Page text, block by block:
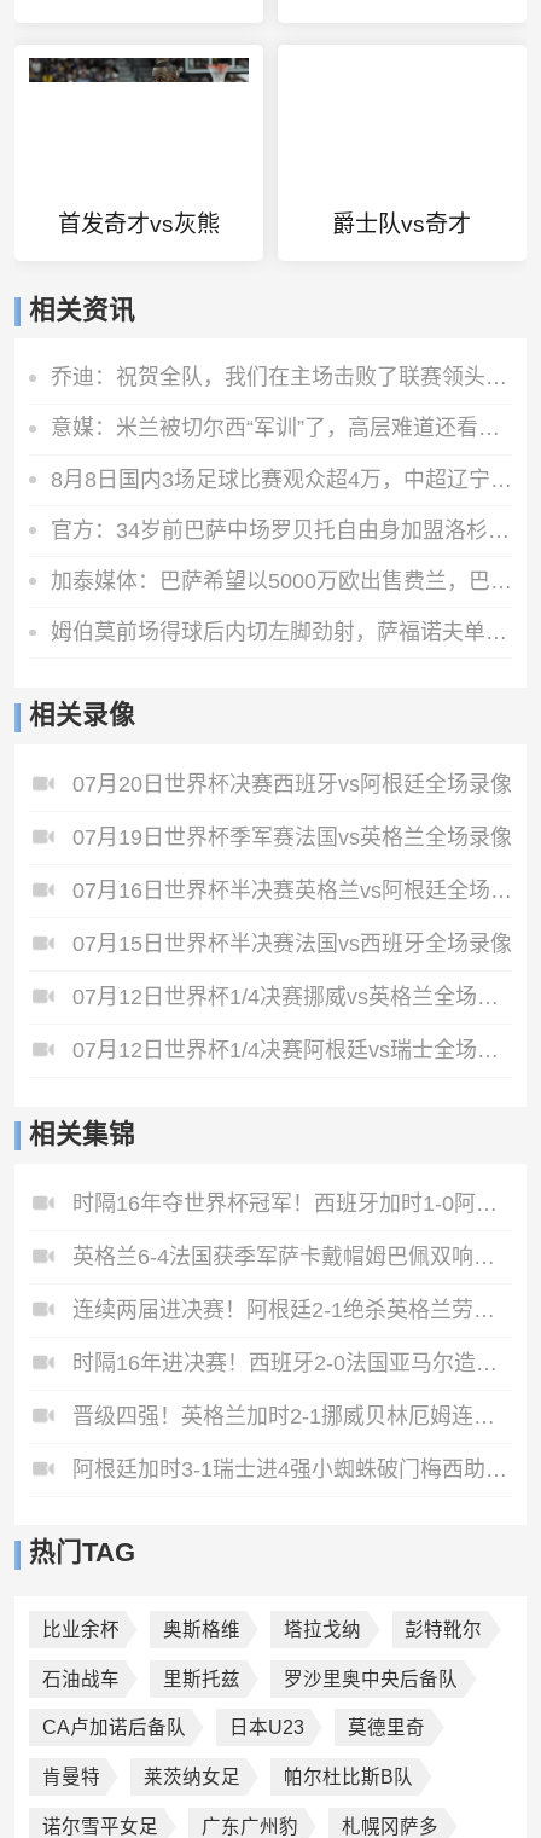
首发奇才vs灰熊 爵士队vs奇才
相关资讯
乔迪：祝贺全队，我们在主场击败了联赛领头羊，顺利拿下宝贵三分
意媒：米兰被切尔西“军训”了，高层难道还看不出阵容短板？
8月8日国内3场足球比赛观众超4万，中超辽宁德比62075人排今年第6
官方：34岁前巴萨中场罗贝托自由身加盟洛杉矶银河，签约2年
加泰媒体：巴萨希望以5000万欧出售费兰，巴黎最快下周三前官宣
姆伯莫前场得球后内切左脚劲射，萨福诺夫单掌将球扑出
相关录像
07月20日世界杯决赛西班牙vs阿根廷全场录像
07月19日世界杯季军赛法国vs英格兰全场录像
07月16日世界杯半决赛英格兰vs阿根廷全场录像
07月15日世界杯半决赛法国vs西班牙全场录像
07月12日世界杯1/4决赛挪威vs英格兰全场录像
07月12日世界杯1/4决赛阿根廷vs瑞士全场录像
相关集锦
时隔16年夺世界杯冠军！西班牙加时1-0阿根廷费兰制胜恩佐染红
英格兰6-4法国获季军萨卡戴帽姆巴佩双响创纪录奥利塞2助+失良机
连续两届进决赛！阿根廷2-1绝杀英格兰劳塔罗恩佐破门梅西两助攻
时隔16年进决赛！西班牙2-0法国亚马尔造点奥亚萨瓦尔、波罗破门
晋级四强！英格兰加时2-1挪威贝林厄姆连场双响谢尔德鲁普破门
阿根廷加时3-1瑞士进4强小蜘蛛破门梅西助攻麦卡恩博洛假摔染红
热门TAG
比业余杯 奥斯格维 塔拉戈纳 彭特靴尔
石油战车 里斯托兹 罗沙里奥中央后备队
CA卢加诺后备队 日本U23 莫德里奇
肯曼特 莱茨纳女足 帕尔杜比斯B队
诺尔雪平女足 广东广州豹 札幌冈萨多